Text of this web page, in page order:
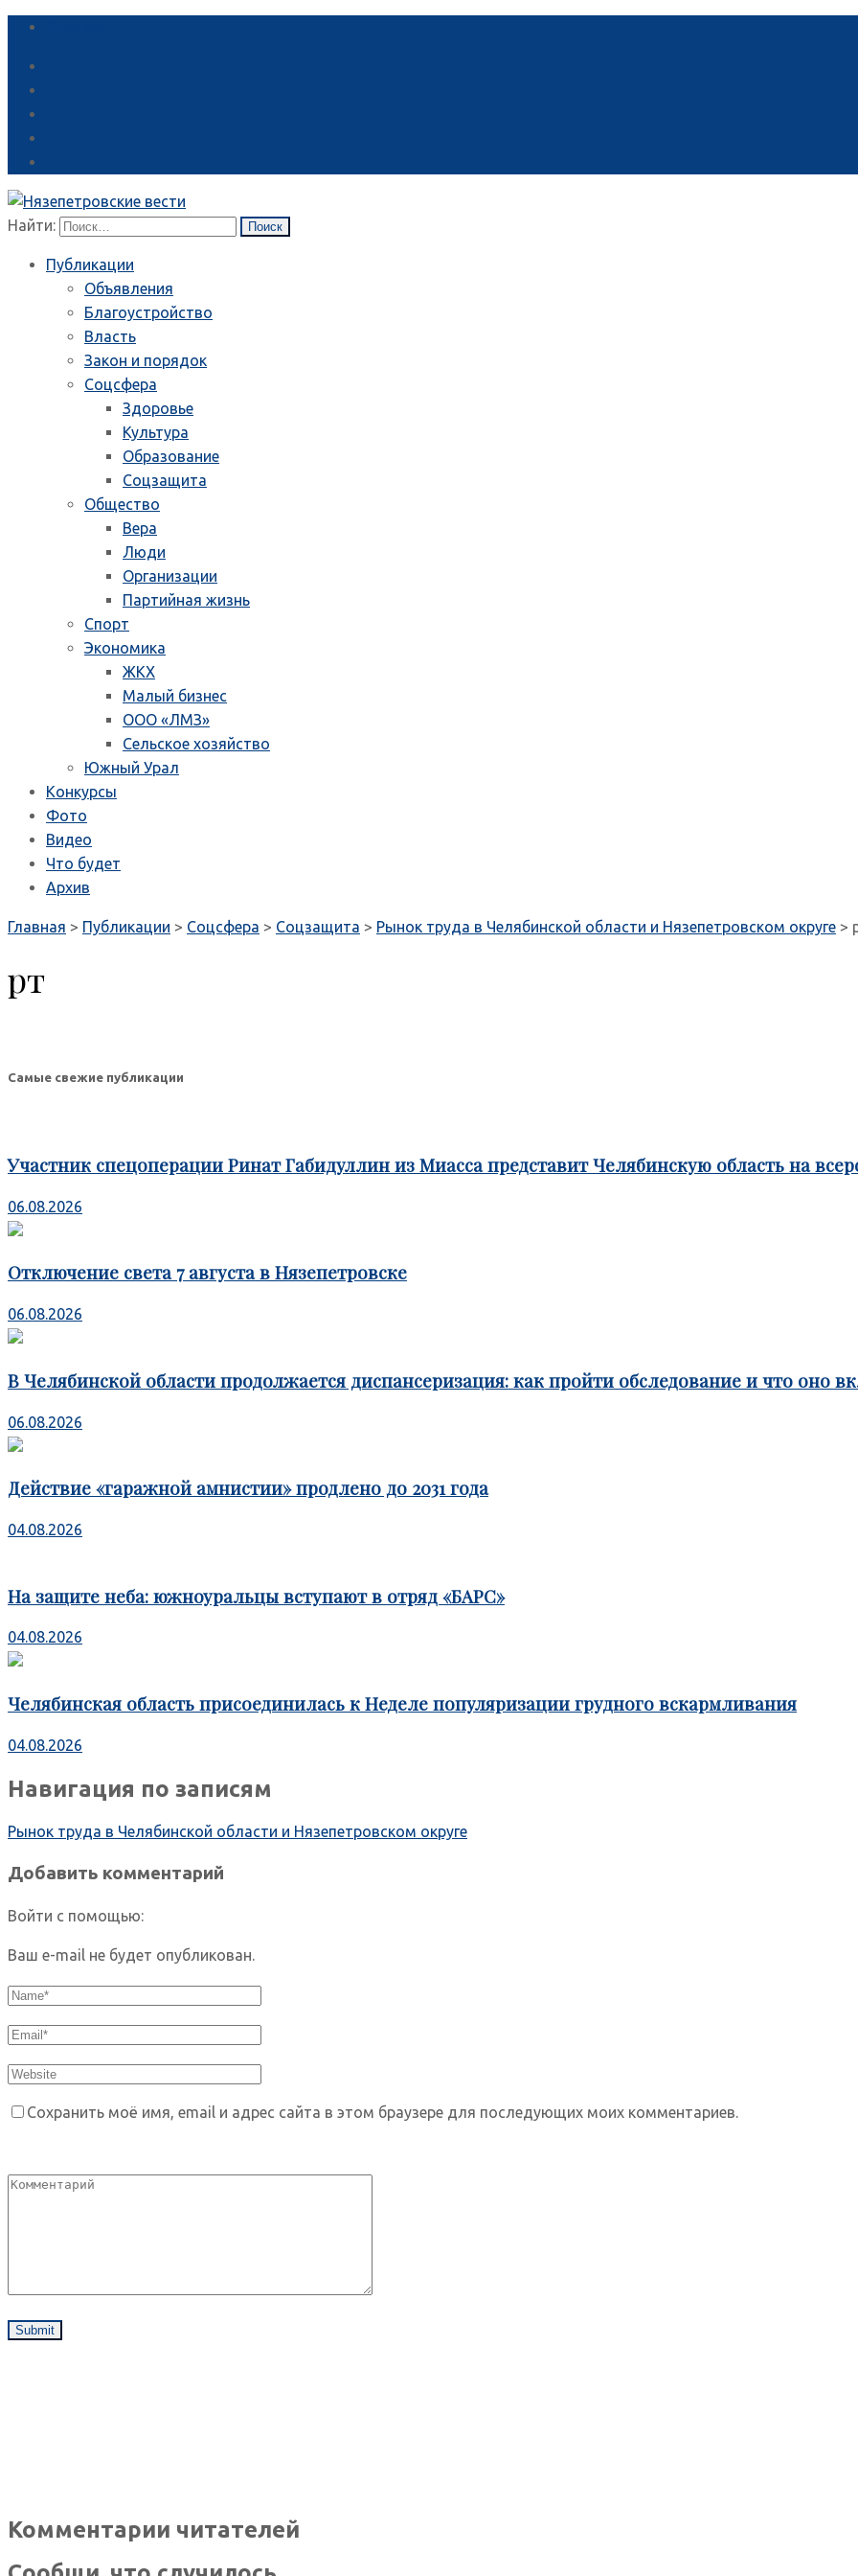
Найти:
Публикации
Объявления
Благоустройство
Власть
Закон и порядок
Соцсфера
Здоровье
Культура
Образование
Соцзащита
Общество
Вера
Люди
Организации
Партийная жизнь
Спорт
Экономика
ЖКХ
Малый бизнес
ООО «ЛМЗ»
Сельское хозяйство
Южный Урал
Конкурсы
Фото
Видео
Что будет
Архив
Главная > Публикации > Соцсфера > Соцзащита > Рынок труда в Челябинской области и Нязепетровском округе >
рт
Самые свежие публикации
Участник спецоперации Ринат Габидуллин из Миасса представит Челябинскую область на
06.08.2026
Отключение света 7 августа в Нязепетровске
06.08.2026
В Челябинской области продолжается диспансеризация: как пройти обследование и что оно
06.08.2026
Действие «гаражной амнистии» продлено до 2031 года
04.08.2026
На защите неба: южноуральцы вступают в отряд «БАРС»
04.08.2026
Челябинская область присоединилась к Неделе популяризации грудного вскармливания
04.08.2026
Навигация по записям
Рынок труда в Челябинской области и Нязепетровском округе
Добавить комментарий
Войти с помощью:
Ваш e-mail не будет опубликован.
Сохранить моё имя, email и адрес сайта в этом браузере для последующих моих комментариев.
Комментарии читателей